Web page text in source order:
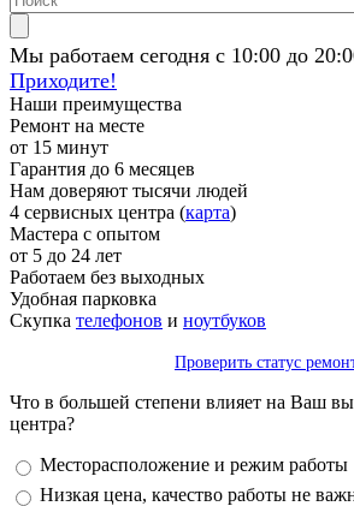
Мы работаем сегодня с 10:00 до
Приходите!
Наши преимущества
Ремонт на месте
от 15 минут
Гарантия до 6 месяцев
Нам доверяют тысячи людей
4 сервисных центра (карта)
Мастера с опытом
от 5 до 24 лет
Работаем без выходных
Удобная парковка
Скупка телефонов и ноутбуков
Проверить статус
Что в большей степени влияет на Ваш
центра?
Варианты
Месторасположение и режим работы
Низкая цена, качество работы не